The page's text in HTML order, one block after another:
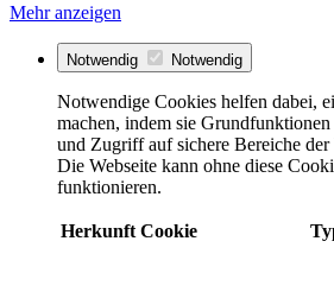
Mehr anzeigen
Notwendig Notwendig
Notwendige Cookies helfen dabei,
machen, indem sie
und Zugriff auf sichere Bereiche der
Die Webseite kann ohne diese
funktionieren.
Herkunft Cookie